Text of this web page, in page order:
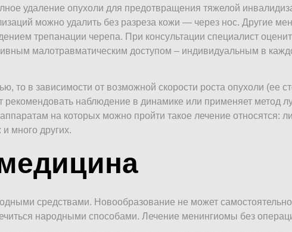
удаление опухоли для предотвращения тяжелой
можно удалить без разреза кожи — через нос. Другие
трепанации черепа. При консультации специалист
малотравматическим доступом – индивидуальным в
то в зависимости от возможной скорости роста опухоли (ее
рекомендовать наблюдение в динамике или применяет метод
на которых можно пройти такое лечение относятся:
много других.
средствами. Новообразование не может самостоятельно
народными способами. Лечение менингиомы без